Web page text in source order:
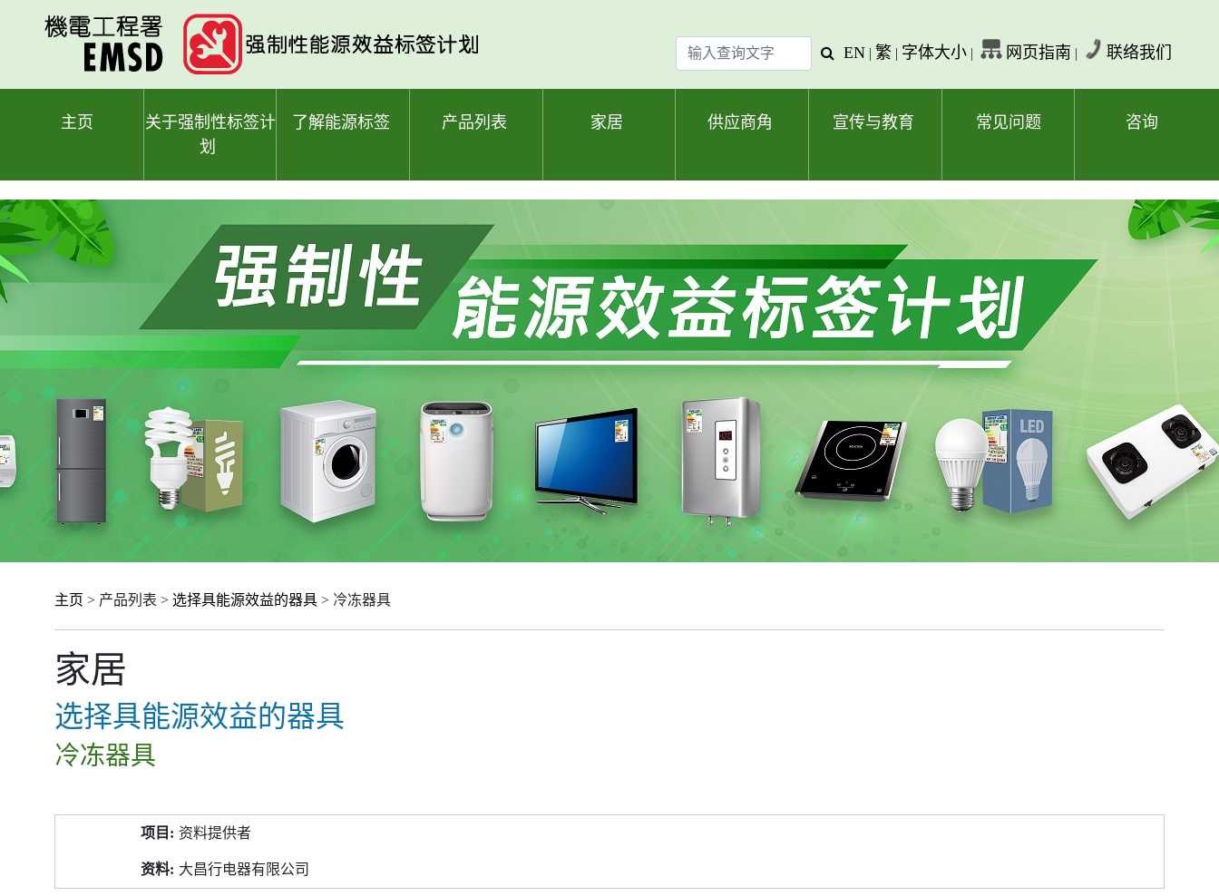
输
入
查
查
字
EN | 繁 | 字体大小 | 网页指南 | 联络我们
主页
关于强制性标签计
划
了解能源标签 产品列表 家居 供应商角 宣传与教育 常见问题 咨询
主页 > 产品列表 > 选择具能源效益的器具 > 冷冻器具
家居
选择具能源效益的器具
冷冻器具
料
资料提供者
大昌行电器有限公司